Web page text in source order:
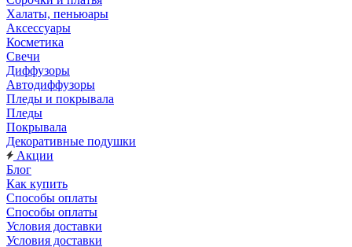
Халаты, пеньюары
Аксессуары
Косметика
Свечи
Диффузоры
Автодиффузоры
Пледы и покрывала
Пледы
Покрывала
Декоративные подушки
Акции
Блог
Как купить
Способы оплаты
Способы оплаты
Условия доставки
Условия доставки